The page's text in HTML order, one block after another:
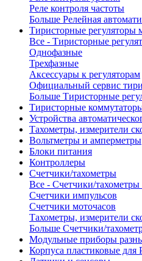
Реле контроля частоты
Больше Релейная
Тиристорные регуляторы
Все - Тиристорные
Однофазные
Трехфазные
Аксессуары к регуляторам
Официальный сервис
Больше Тиристорные
Тиристорные
Устройства
Тахометры, измерители
Вольтметры и амперметры
Блоки питания
Контроллеры
Счетчики/тахометры
Все - Счетчики/тахометры
Счетчики импульсов
Счетчики моточасов
Тахометры, измерители
Больше Счетчики/
Модульные приборы
Корпуса пластиковые для